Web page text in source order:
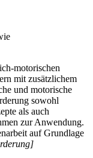
motorischen
mit zusätzlichem
und motorische
sowohl
als auch
zur Anwendung.
auf Grundlage